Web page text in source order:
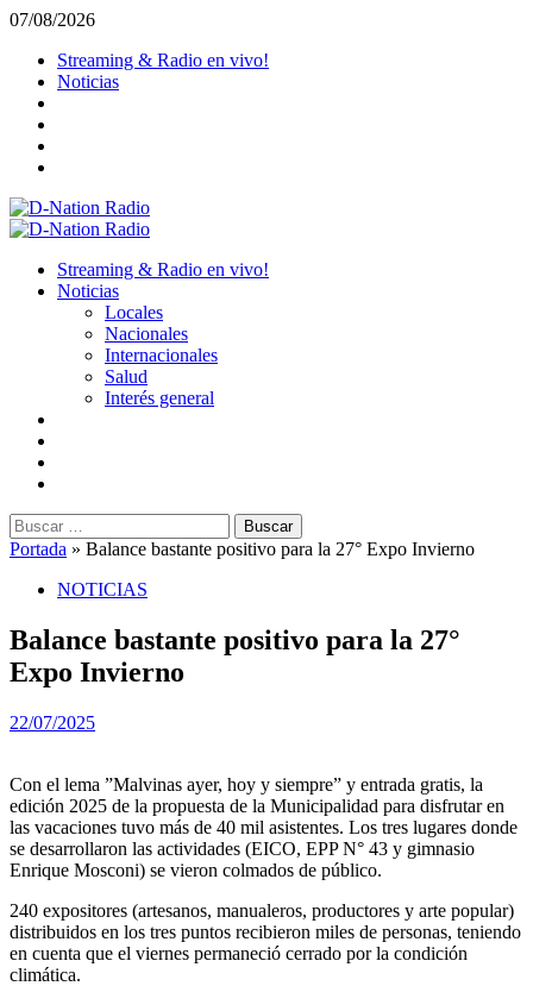
Saltar
contenido
07/08/2026
Streaming & Radio en vivo!
Noticias
Menú
Streaming & Radio en vivo!
Noticias
Locales
Nacionales
Internacionales
Salud
Interés general
Buscar:
Portada » Balance bastante positivo para la 27° Expo Invierno
NOTICIAS
Balance bastante positivo para la 27°
Expo Invierno
22/07/2025
Con el lema ”Malvinas ayer, hoy y siempre” y entrada gratis, la
edición 2025 de la propuesta de la Municipalidad para disfrutar en
las vacaciones tuvo más de 40 mil asistentes. Los tres lugares donde
se desarrollaron las actividades (EICO, EPP N° 43 y gimnasio
Enrique Mosconi) se vieron colmados de público.
240 expositores (artesanos, manualeros, productores y arte popular)
distribuidos en los tres puntos recibieron miles de personas, teniendo
en cuenta que el viernes permaneció cerrado por la condición
climática.